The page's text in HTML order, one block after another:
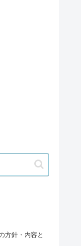
方針・内容と